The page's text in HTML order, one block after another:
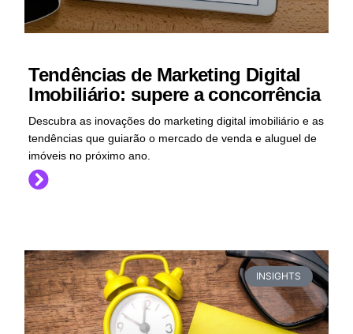
Tendências de Marketing Digital
Imobiliário: supere a concorrência
Descubra as inovações do marketing digital imobiliário e as
tendências que guiarão o mercado de venda e aluguel de
imóveis no próximo ano.
INSIGHTS